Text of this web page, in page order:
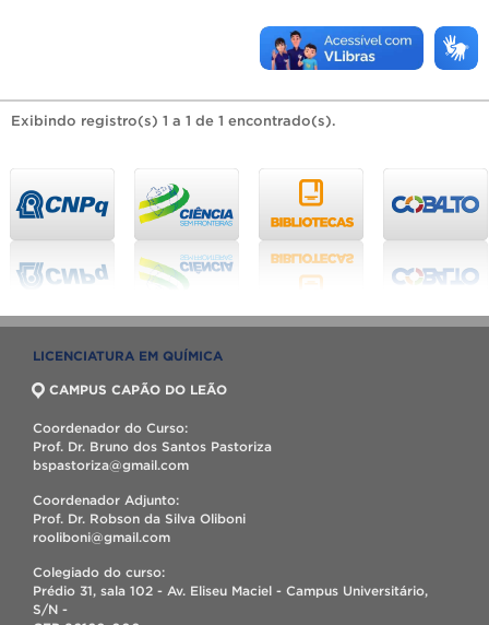
Exibindo registro(s) 1 a 1 de 1 encontrado(s).
LICENCIATURA EM QUÍMICA
CAMPUS CAPÃO DO LEÃO
Coordenador do Curso:
Prof. Dr. Bruno dos Santos Pastoriza
bspastoriza@gmail.com
Coordenador Adjunto:
Prof. Dr. Robson da Silva Oliboni
rooliboni@gmail.com
Colegiado do curso:
Prédio 31, sala 102 - Av. Eliseu Maciel - Campus Universitário,
S/N -